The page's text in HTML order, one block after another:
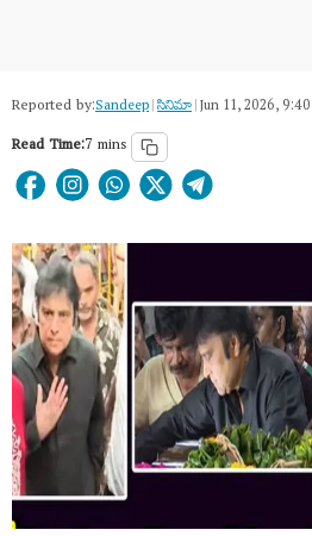
Reported by:Sandeep|సినిమా|Jun 11, 2026,
Read Time:7 mins